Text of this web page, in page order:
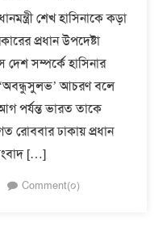
শেখ হাসিনাকে কড়া
প্রধান উপদেষ্টা
সম্পর্কে হাসিনার
‘অবন্ধুসুলভ’ আচরণ বলে
পর্যন্ত ভারত তাকে
রোববার ঢাকায় প্রধান
[…]
Comment(০)